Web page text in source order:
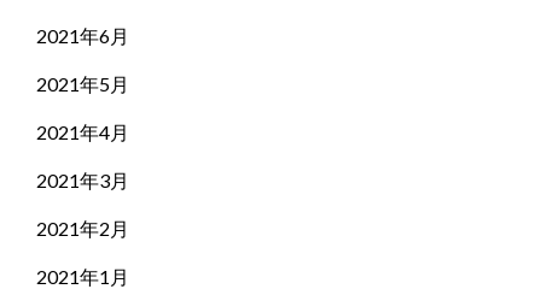
2021年6月
2021年5月
2021年4月
2021年3月
2021年2月
2021年1月